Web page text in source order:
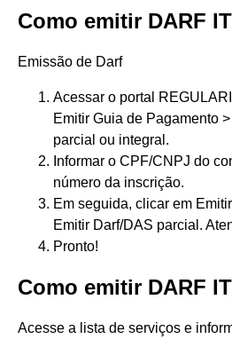
Como emitir DARF
Emissão de Darf
Acessar o portal
Emitir Guia de Pagamento
parcial ou integral.
Informar o CPF/CNPJ do
número da inscrição.
Em seguida, clicar em
Emitir Darf/DAS parcial.
Pronto!
Como emitir DARF
Acesse a lista de serviços e